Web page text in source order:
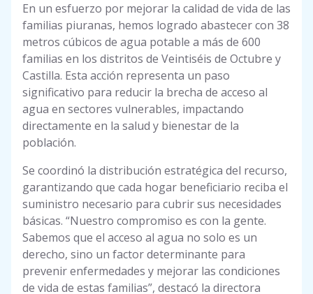
En un esfuerzo por mejorar la calidad de vida de las
familias piuranas, hemos logrado abastecer con 38
metros cúbicos de agua potable a más de 600
familias en los distritos de Veintiséis de Octubre y
Castilla. Esta acción representa un paso
significativo para reducir la brecha de acceso al
agua en sectores vulnerables, impactando
directamente en la salud y bienestar de la
población.
Se coordinó la distribución estratégica del recurso,
garantizando que cada hogar beneficiario reciba el
suministro necesario para cubrir sus necesidades
básicas. “Nuestro compromiso es con la gente.
Sabemos que el acceso al agua no solo es un
derecho, sino un factor determinante para
prevenir enfermedades y mejorar las condiciones
de vida de estas familias”, destacó la directora